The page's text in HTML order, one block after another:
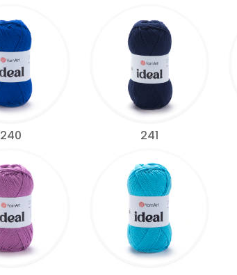
240 241